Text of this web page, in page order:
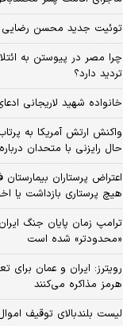
توئیت جدید محسن رضایی
چرا مصر در پیوستن به
تردید دارد؟
خانواده شهید لاریجانی
واکنش ارتش آمریکا به
حال رایزنی با متحدان
اعتراض پرستاران
هیچ پرستاری بازداشت یا
ترامپ زمان پایان جنگ
«محدودتر» شده است
هرمز مذاکره می‌کنند
لیست بلندبالای توقیف